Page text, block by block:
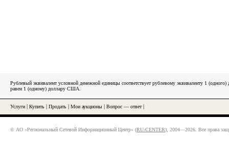
Рублевый эквивалент условной денежной единицы соответствует рублевому эквиваленту 1
равен 1 (одному) доллару США.
Услуги Купить Продать Мои аукционы Вопрос — ответ|
© АО «Региональный Сетевой Информационный Центр» (RU-CENTER), 2004—2026. Все права